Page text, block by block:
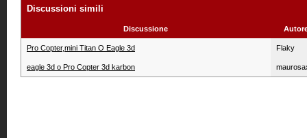
Discussioni simili
Discussione
Pro Copter,mini Titan O Eagle 3d Flaky
eagle 3d o Pro Copter 3d karbon